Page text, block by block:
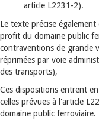
article L2231-2).
Le texte précise
profit du domaine public
contraventions de grande
réprimées par voie
des transports),
Ces dispositions entrent
celles prévues à l'article
domaine public ferroviaire.